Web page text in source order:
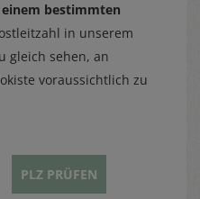
bestimmten
in unserem
gleich sehen, an
voraussichtlich zu
PLZ PRÜFEN